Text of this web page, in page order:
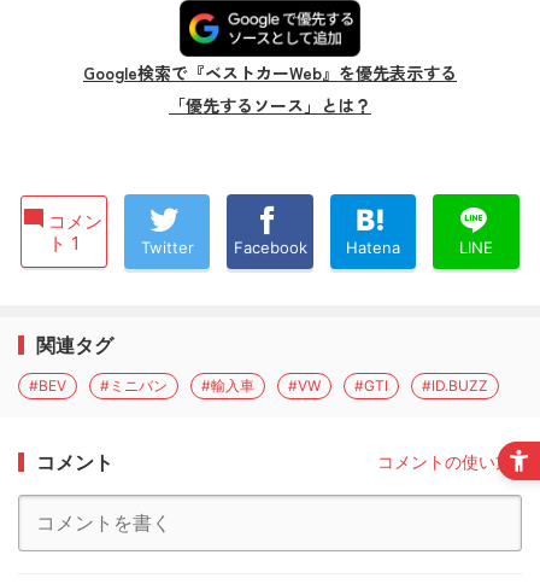
Google検索で『ベストカーWeb』を優先表示する
「優先するソース」とは？
コメン
ト 1
Twitter Facebook Hatena LINE
関連タグ
#BEV #ミニバン #輸入車 #VW #GTI #ID.BUZZ
コメント コメントの使い方